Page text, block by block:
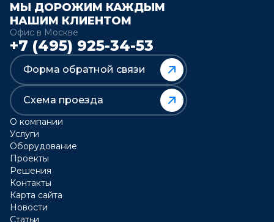
МЫ ДОРОЖИМ КАЖДЫМ
НАШИМ КЛИЕНТОМ
Офис в Москве
+7 (495) 925-34-53
Форма обратной связи
Схема проезда
О компании
Услуги
Оборудование
Проекты
Решения
Контакты
Карта сайта
Новости
Статьи